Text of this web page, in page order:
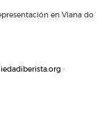
en Viana do
·